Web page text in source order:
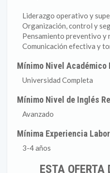
Liderazgo operativo y
Organización, control y
Pensamiento preventivo y
Comunicación efectiva y
Mínimo Nivel Académico
Universidad Completa
Mínimo Nivel de Inglés
Avanzado
Mínima Experiencia
3-4 años
ESTA OFERTA